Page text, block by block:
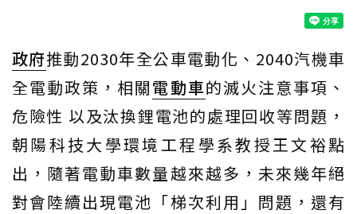
政府推動2030年全公車電動化、2040汽機車
全電動政策，相關電動車的滅火注意事項、
危險性 以及汰換鋰電池的處理回收等問題，
朝陽科技大學環境工程學系教授王文裕點
出，隨著電動車數量越來越多，未來幾年絕
對會陸續出現電池「梯次利用」問題，還有